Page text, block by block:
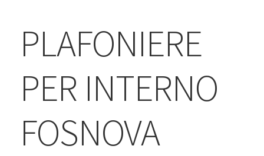
Contatti & Assistenza
Accedi/Registrati
PLAFONIERE
PER INTERNO
FOSNOVA